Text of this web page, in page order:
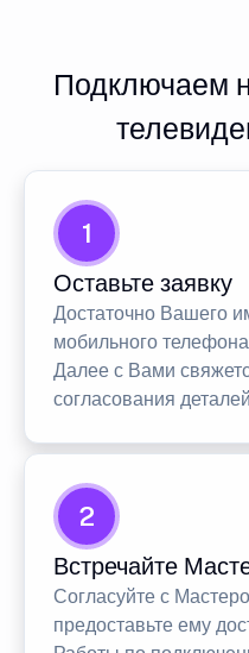
Подключаем
1
Оставьте заявку
Достаточно Вашего
мобильного
Далее с Вами
согласования
2
Встречайте
Согласуйте с
предоставьте ему